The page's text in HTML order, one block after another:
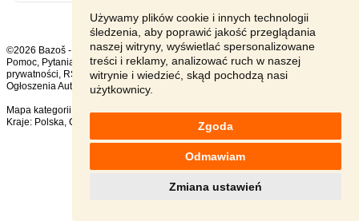
Używamy plików cookie i innych technologii
śledzenia, aby poprawić jakość przeglądania
naszej witryny, wyświetlać spersonalizowane
treści i reklamy, analizować ruch w naszej
witrynie i wiedzieć, skąd pochodzą nasi
użytkownicy.
Zgoda
Odmawiam
Zmiana ustawień
©2026 Bazoš -
sprzedam, ogłoszenia
Pomoc, Pytania Komentarze,Kontakt ,Reklama,Regulamin ,Polityka
prywatności, RSS
Ogłoszenia Auto ogółem:1257, w ciągu 24 godzin:
Mapa kategorii
Popularne wyszukiwania
Kraje: Polska, Czechy